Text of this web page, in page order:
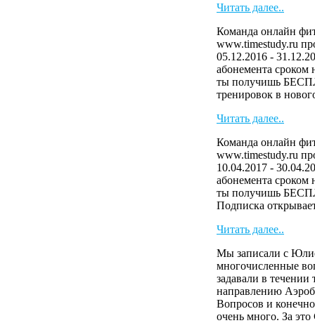
Читать далее..
Команда онлайн
www.timestudy.ru
05.12.2016 -
абонемента сроком
ты получишь
тренировок в
Читать далее..
Команда онлайн
www.timestudy.ru
10.04.2017 -
абонемента сроком
ты получишь
Подписка
Читать далее..
Мы записали с
многочисленные
задавали в течении
направлению
Вопросов и
очень много. За